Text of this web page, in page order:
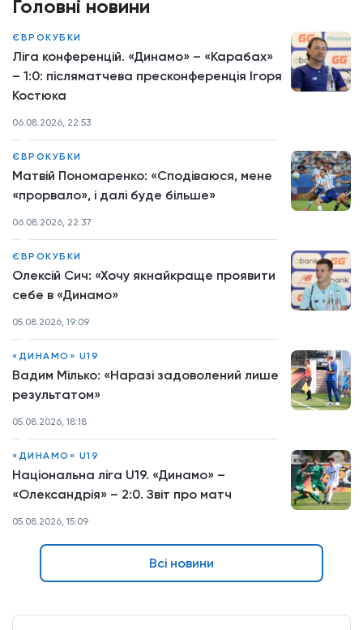
Головні новини
ЄВРОКУБКИ
Ліга конференцій. «Динамо» – «Карабах»
– 1:0: післяматчева пресконференція Ігоря
Костюка
06.08.2026, 22:53
ЄВРОКУБКИ
Матвій Пономаренко: «Сподіваюся, мене
«прорвало», і далі буде більше»
06.08.2026, 22:37
ЄВРОКУБКИ
Олексій Сич: «Хочу якнайкраще проявити
себе в «Динамо»
05.08.2026, 19:09
«ДИНАМО» U19
Вадим Мілько: «Наразі задоволений лише
результатом»
05.08.2026, 18:18
«ДИНАМО» U19
Національна ліга U19. «Динамо» –
«Олександрія» – 2:0. Звіт про матч
05.08.2026, 15:09
Всі новини